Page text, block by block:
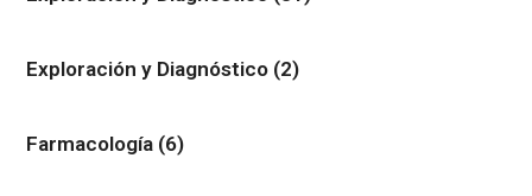
Exploración y Diagnóstico (2)
Farmacología (6)